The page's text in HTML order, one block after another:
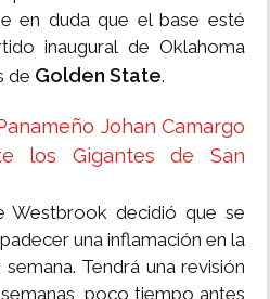
en duda que el base esté
inaugural de Oklahoma
de Golden State.
Johan Camargo
los Gigantes de San
Westbrook decidió que se
una inflamación en la
Tendrá una revisión
poco tiempo antes